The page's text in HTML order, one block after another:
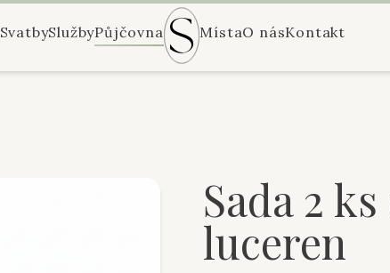
SvatbySlužbyPůjčovna MístaO násKontakt
Sada 2
luceren